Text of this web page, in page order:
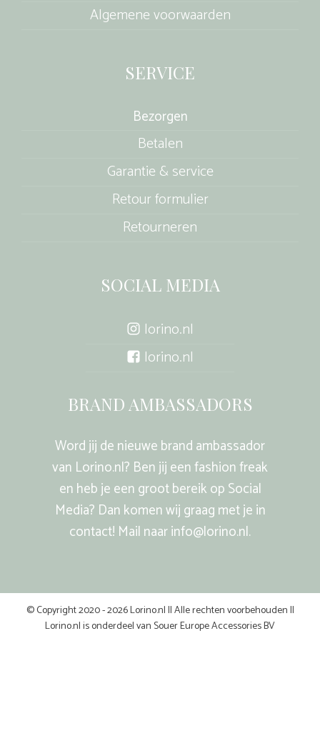
Algemene voorwaarden
SERVICE
Bezorgen
Betalen
Garantie & service
Retour formulier
Retourneren
SOCIAL MEDIA
lorino.nl
lorino.nl
BRAND AMBASSADORS
Word jij de nieuwe brand ambassador
van Lorino.nl? Ben jij een fashion freak
en heb je een groot bereik op Social
Media? Dan komen wij graag met je in
contact! Mail naar info@lorino.nl.
© Copyright 2020 - 2026 Lorino.nl || Alle rechten voorbehouden ||
Lorino.nl is onderdeel van Souer Europe Accessories BV